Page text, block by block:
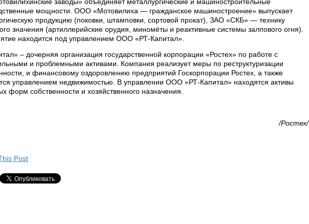
мощности. ООО «Мотовилиха — гражданское машиностроение» выпускает
продукцию (поковки, штамповки, сортовой прокат), ЗАО «СКБ» — технику
значения (артиллерийские орудия, миномёты и реактивные системы залпового огня).
находится под управлением ООО «РТ-Капитал».
– дочерняя организация государственной корпорации «Ростех» по работе с
и проблемными активами. Компания реализует меры по реструктуризации
и финансовому оздоровлению предприятий Госкорпорации Ростех, а также
управлением недвижимостью. В управлении ООО «РТ-Капитал» находятся активы
форм собственности и хозяйственного назначения.
/Ростех/
Post